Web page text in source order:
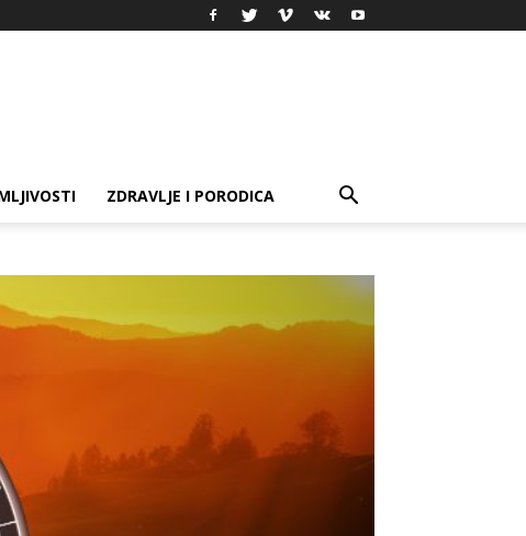
ZDRAVLJE I PORODICA